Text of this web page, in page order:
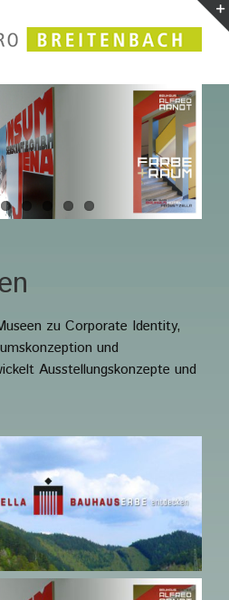
zu Corporate Identity,
und
Ausstellungskonzepte und